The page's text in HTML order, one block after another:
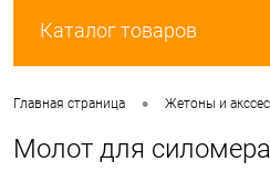
Каталог товаров
Главная страница • Жетоны и
Молот для